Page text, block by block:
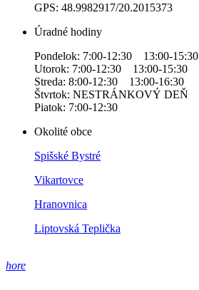
GPS: 48.9982917/20.2015373
Úradné hodiny
Pondelok: 7:00-12:30 13:00-15:30
Utorok: 7:00-12:30 13:00-15:30
Streda: 8:00-12:30 13:00-16:30
Štvrtok: NESTRÁNKOVÝ DEŇ
Piatok: 7:00-12:30
Okolité obce
Spišské Bystré
Vikartovce
Hranovnica
Liptovská Teplička
hore